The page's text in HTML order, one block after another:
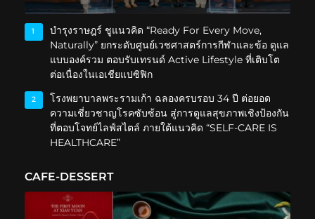
1
บำรุงราษฎร์ ชูแนวคิด “Ready For Every Move,
Naturally” ยกระดับศูนย์เวชศาสตร์การกีฬาและข้อ ดูแล
แบบองค์รวม ตอบรับเทรนด์ Active Lifestyle ที่เติบโต
ต่อเนื่องในเอเชียแปซิฟิก
2
โรงพยาบาลพระรามเก้า ฉลองครบรอบ 34 ปี ต่อยอด
ความเชี่ยวชาญโรคซับซ้อน สู่การดูแลสุขภาพเชิงป้องกัน
ที่ตอบโจทย์ไลฟ์สไตล์ ภายใต้แนวคิด “SELF-CARE IS
HEALTHCARE”
CAFE-DESSERT